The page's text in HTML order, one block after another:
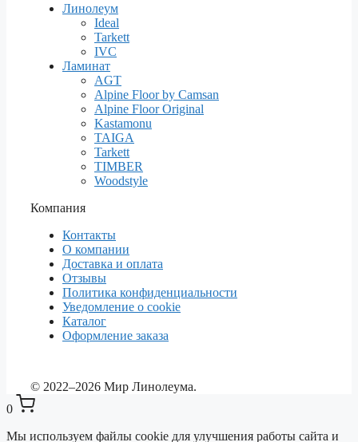
Линолеум
Ideal
Tarkett
IVC
Ламинат
AGT
Alpine Floor by Camsan
Alpine Floor Original
Kastamonu
TAIGA
Tarkett
TIMBER
Woodstyle
Компания
Контакты
О компании
Доставка и оплата
Отзывы
Политика конфиденциальности
Уведомление о cookie
Каталог
Оформление заказа
© 2022–2026 Мир Линолеума.
0
Мы используем файлы cookie для улучшения работы сайта и